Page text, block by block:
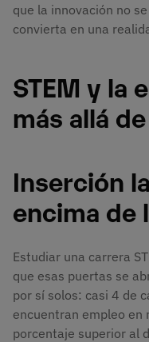
que la innovación no
convierta en una
STEM y la
más allá
Inserción
encima de
Estudiar una carrera
que esas puertas se
por sí solos: casi 4 de
encuentran empleo en
porcentaje superior al